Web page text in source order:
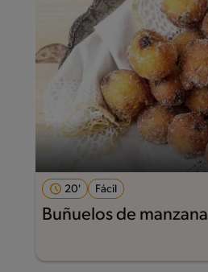
20' Fácil
Buñuelos de manzana